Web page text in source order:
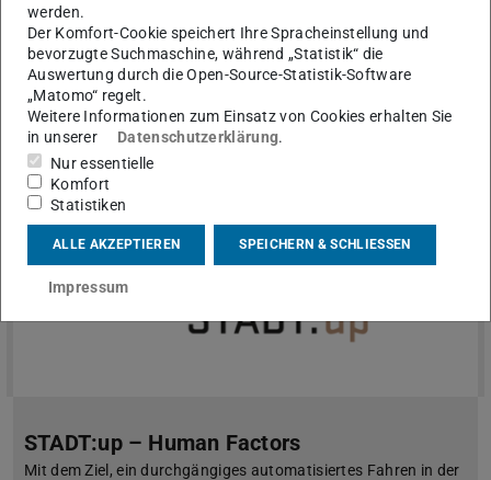
wird untersucht, wie sich der Übergang von einer überwiegend
menschgeführten zu einer automatisierten
Verkehrsumgebung auf die Interaktion zwischen dem
automatisierten Fahrsystem und den nicht automatisierten V…
STADT:up – Human Factors
Mit dem Ziel, ein durchgängiges automatisiertes Fahren in der
werden.
Der Komfort-Cookie speichert Ihre Spracheinstellung und
bevorzugte Suchmaschine, während „Statistik“ die
Auswertung durch die Open-Source-Statistik-Software
„Matomo“ regelt.
Weitere Informationen zum Einsatz von Cookies erhalten Sie
in unserer
Datenschutzerklärung.
Nur essentielle
Komfort
Statistiken
ALLE AKZEPTIEREN SPEICHERN & SCHLIESSEN
Impressum